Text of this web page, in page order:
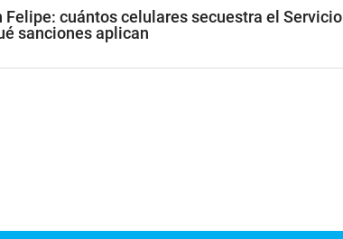
Felipe: cuántos celulares secuestra el Servicio
sanciones aplican